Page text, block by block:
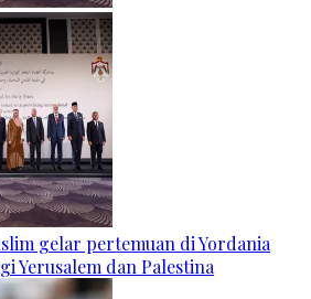
gelar pertemuan di Yordania
Yerusalem dan Palestina